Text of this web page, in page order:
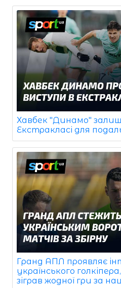
Хавбек "Динамо"
Екстракласі для
Гранд АПЛ проявляє
українського
зіграв жодної гри за